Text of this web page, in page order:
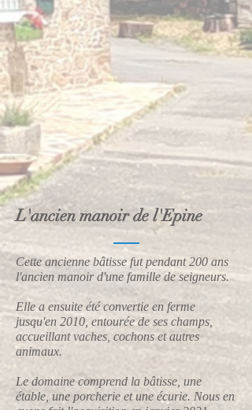
L'ancien manoir de l'Epine
Cette ancienne bâtisse fut pendant 200 ans
l'ancien manoir d'une famille de seigneurs.
Elle a ensuite été convertie en ferme
jusqu'en 2010, entourée de ses champs,
accueillant vaches, cochons et autres
animaux.
Le domaine comprend la bâtisse, une
étable, une porcherie et une écurie. Nous en